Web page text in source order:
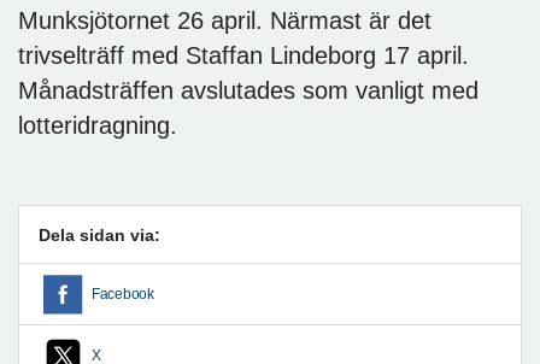
Munksjötornet 26 april. Närmast är det
trivselträff med Staffan Lindeborg 17 april.
Månadsträffen avslutades som vanligt med
lotteridragning.
Dela sidan via:
Facebook
X